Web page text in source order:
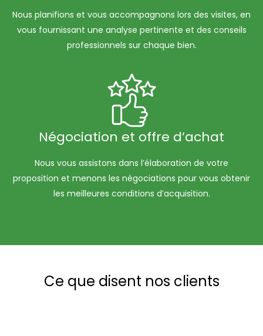
Nous planifions et vous accompagnons lors des visites, en
vous fournissant une analyse pertinente et des conseils
professionnels sur chaque bien.
Négociation et offre d’achat
Nous vous assistons dans l’élaboration de votre
proposition et menons les négociations pour vous obtenir
les meilleures conditions d’acquisition.
Ce que disent nos clients